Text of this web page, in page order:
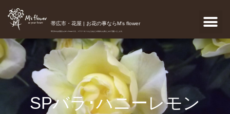
帯広市・花屋 | お花の事ならM's flower
帯広市のお花屋さんM's flowerです。フラワーギフトなどあなたの気持ちを真心こめて宅配いたします。
SPバラ･ハニーレモン